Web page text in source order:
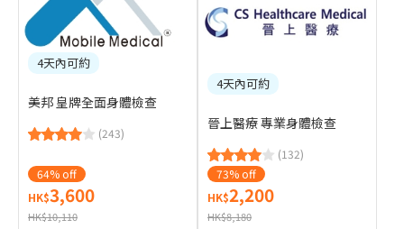
4天內可約
美邦 皇牌全面身體檢查
(243)
64% off
HK$3,600
HK$10,110
4天內可約
晉上醫療 專業身體檢查
(132)
73% off
HK$2,200
HK$8,180